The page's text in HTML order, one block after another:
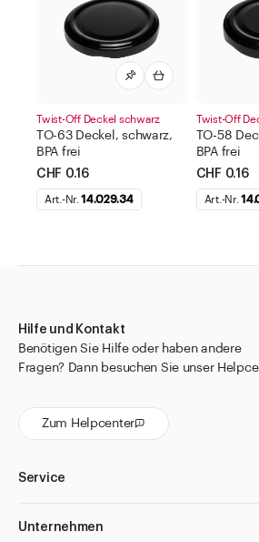
Twist-Off Deckel schwarz
TO-63 Deckel, schwarz,
BPA frei
CHF 0.16
Art.-Nr.14.029.34
Twist-Off
TO-58
BPA frei
CHF 0.16
Art.-Nr.
Hilfe und Kontakt
Benötigen Sie Hilfe oder haben andere
Fragen? Dann besuchen Sie unser
Zum Helpcenter
Service
Unternehmen